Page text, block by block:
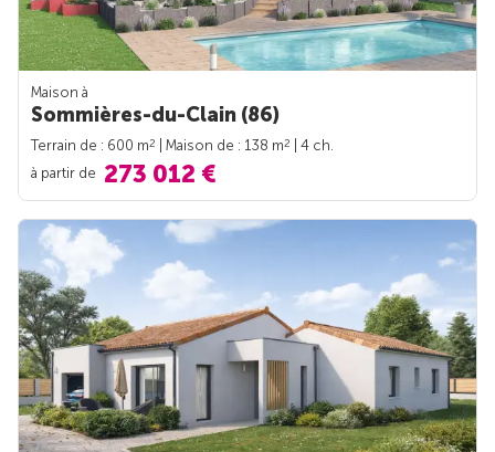
Maison à
Sommières-du-Clain (86)
Terrain de : 600 m2 | Maison de : 138 m2
| 4 ch.
à partir de 273 012 €